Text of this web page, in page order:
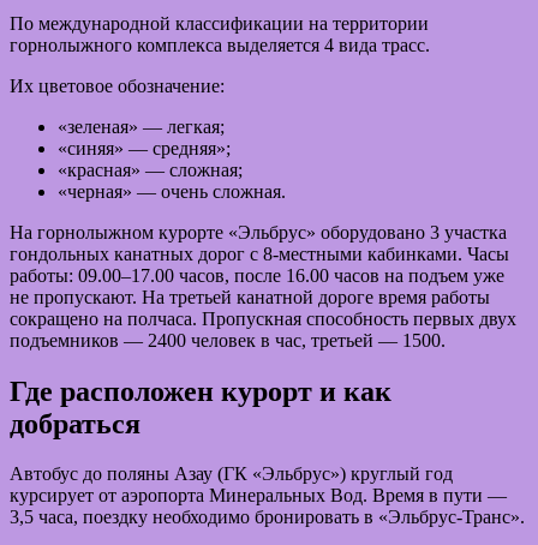
По международной классификации на территории
горнолыжного комплекса выделяется 4 вида трасс.
Их цветовое обозначение:
«зеленая» — легкая;
«синяя» — средняя»;
«красная» — сложная;
«черная» — очень сложная.
На горнолыжном курорте «Эльбрус» оборудовано 3 участка
гондольных канатных дорог с 8-местными кабинками. Часы
работы: 09.00–17.00 часов, после 16.00 часов на подъем уже
не пропускают. На третьей канатной дороге время работы
сокращено на полчаса. Пропускная способность первых двух
подъемников — 2400 человек в час, третьей — 1500.
Где расположен курорт и как
добраться
Автобус до поляны Азау (ГК «Эльбрус») круглый год
курсирует от аэропорта Минеральных Вод. Время в пути —
3,5 часа, поездку необходимо бронировать в «Эльбрус-Транс».